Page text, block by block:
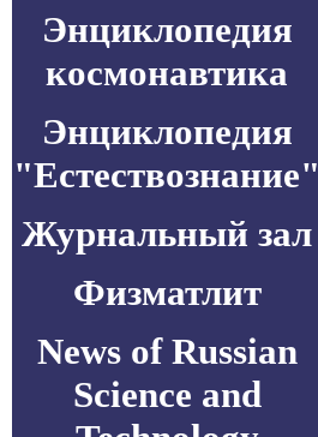
Энциклопедия
космонавтика
Энциклопедия
"Естествознание"
Журнальный зал
Физматлит
News of Russian
Science and